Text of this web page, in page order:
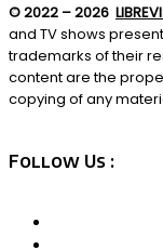
© 2022 – 2026
and TV shows
trademarks of their
content are the
copying of any
Follow Us :